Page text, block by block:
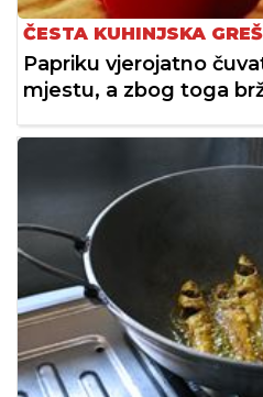
ČESTA KUHINJSKA
Papriku vjerojatno
mjestu, a zbog toga